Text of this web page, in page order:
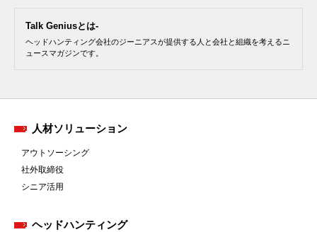
Talk Geniusとは-
ヘッドハンティング会社のジーニアスが提供する人と会社と組織を考えるニ
ュースマガジンです。
人材ソリューション
アウトソーシング
社外取締役
シニア活用
ヘッドハンティング